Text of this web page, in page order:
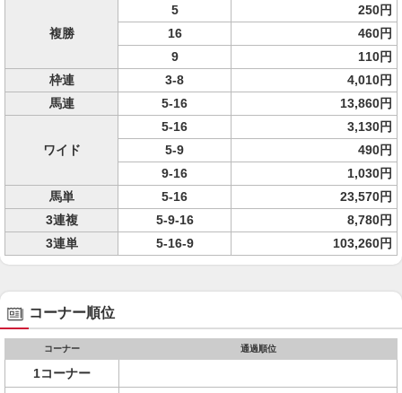
複勝
5
250円
16
460円
9
110円
枠連
3-8
4,010円
馬連
5-16 13,860円
ワイド
5-16
3,130円
5-9
490円
9-16
1,030円
馬単
5-16
23,570円
3連複
5-9-16
8,780円
3連単
5-16-9 103,260円
コーナー順位
コーナー 通過順位
1コーナー